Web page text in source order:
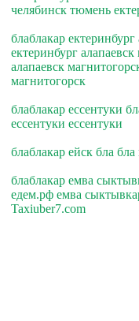
челябинск тюмень
блаблакар
ектеринбург
алапаевск
магнитогорск
блаблакар ессентуки
ессентуки ессентуки
блаблакар ейск бла
блаблакар емва
едем.рф емва
Taxiuber7.com